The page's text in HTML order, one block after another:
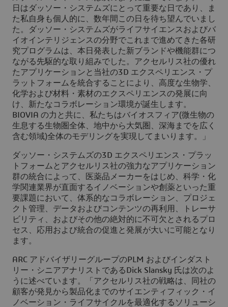
日はダッソー・システムズにとって重要な日であり、ま
た私自身も個人的に、数年間この日を待ち望んでいまし
た。ダッソー・システムズがライフサイエンスおよびバ
イオインテリジェンスの分野でこれまで進めてきた各研
究プログラムは、本日発表した新ブランドや機能群につ
ながる先駆的な取り組みでした。アクセルリス社の優れ
たアプリケーションと当社の3D エクスペリエンス・プ
ラットフォームを統合することにより、高度な生物学、
化学および材料・素材のエクスペリエンスの発展に向
け、新たなコラボレーション環境が誕生します。
BIOVIA の力と共に、私たちはバイオスフィア(微生物の
生息する生物圏全体、地中から大気圏、深海までを広く
含む領域)全体のモデリングを実現してまいります。」
ダッソー・システムズの3D エクスペリエンス・プラッ
トフォームとアクセルリス社の強力なアプリケーション
群の統合によって、医薬品メーカーをはじめ、科学・化
学関連業界が直面するイノベーションや創薬といった重
要課題において、体系的なコラボレーション、プロジェ
クト管理、データおよびコンテンツの再利用、トレーサ
ビリティ、およびその他の絶対的に不可欠とされるプロ
セス、応用および統合の促進と発展が大いに可能となり
ます。
ARC アドバイザリーグループのPLM およびインダスト
リー・シニアアナリストであるDick Slansky 氏は次のよ
うに述べています。「アクセルリス社の戦略は、同社の
顧客が発見から製品化までのサイエンティフィック・イ
ノベーション・ライフサイクルを最適化するソリューシ